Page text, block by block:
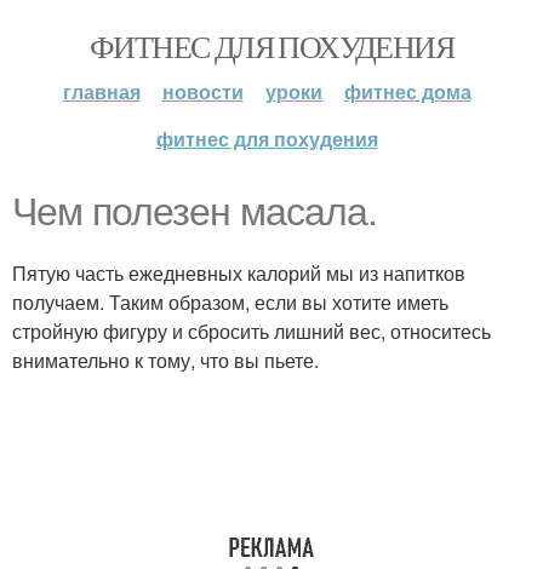
ФИТНЕС ДЛЯ ПОХУДЕНИЯ
главная новости уроки
фитнес дома
фитнес для похудения
Чем полезен масала.
Пятую часть ежедневных калорий мы из напитков
получаем. Таким образом, если вы хотите иметь
стройную фигуру и сбросить лишний вес, относитесь
внимательно к тому, что вы пьете.